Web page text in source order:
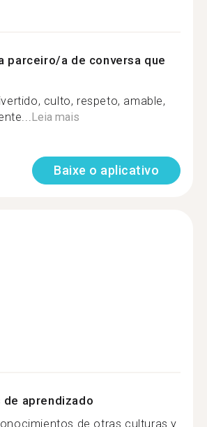
parceiro/a de conversa que
culto, respeto, amable,
Leia mais
Baixe o aplicativo
de aprendizado
de otras culturas y